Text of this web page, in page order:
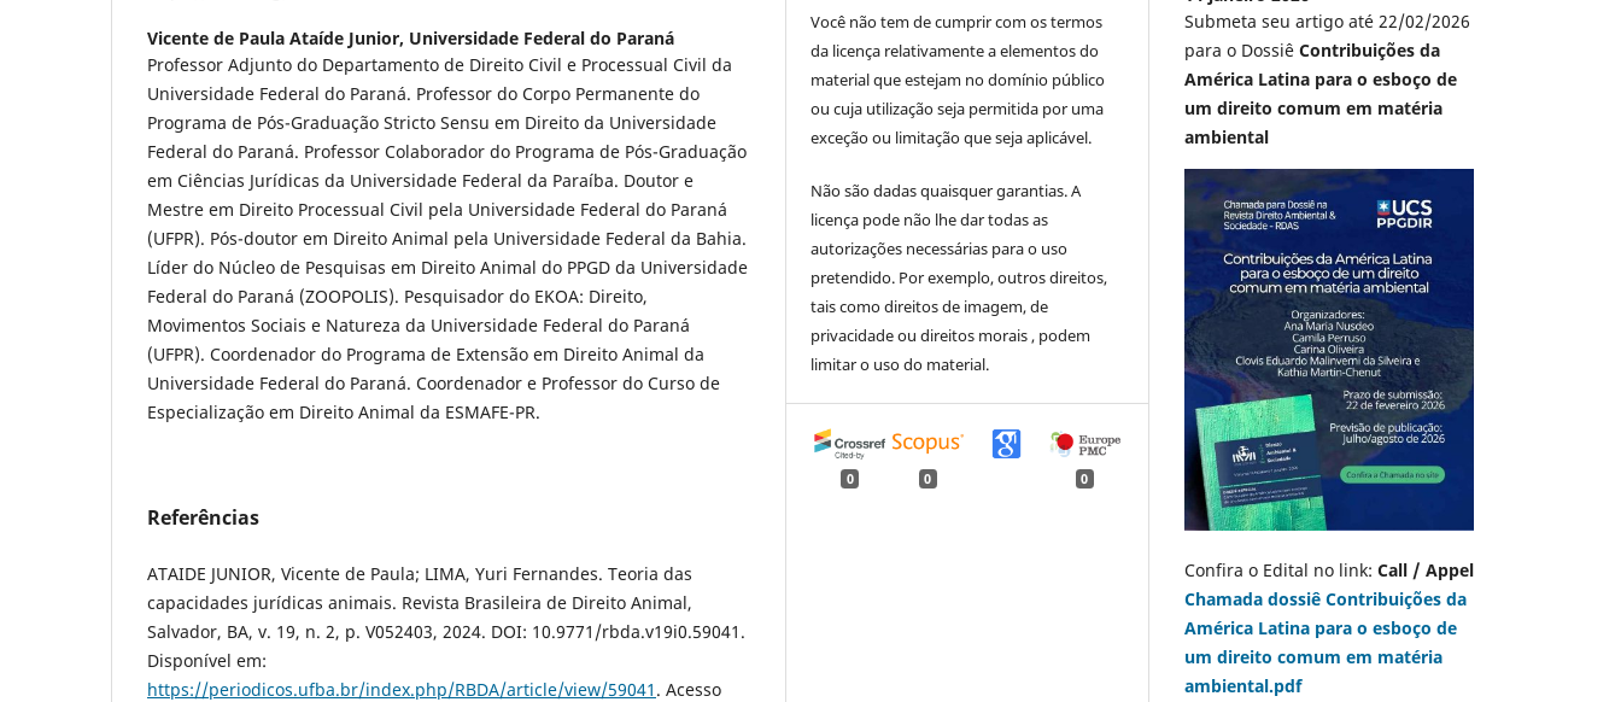
Vicente de Paula Ataíde Junior, Universidade Federal do Paraná
Professor Adjunto do Departamento de Direito Civil e Processual Civil da
Universidade Federal do Paraná. Professor do Corpo Permanente do
Programa de Pós-Graduação Stricto Sensu em Direito da Universidade
Federal do Paraná. Professor Colaborador do Programa de Pós-Graduação
em Ciências Jurídicas da Universidade Federal da Paraíba. Doutor e
Mestre em Direito Processual Civil pela Universidade Federal do Paraná
(UFPR). Pós-doutor em Direito Animal pela Universidade Federal da Bahia.
Líder do Núcleo de Pesquisas em Direito Animal do PPGD da Universidade
Federal do Paraná (ZOOPOLIS). Pesquisador do EKOA: Direito,
Movimentos Sociais e Natureza da Universidade Federal do Paraná
(UFPR). Coordenador do Programa de Extensão em Direito Animal da
Universidade Federal do Paraná. Coordenador e Professor do Curso de
Especialização em Direito Animal da ESMAFE-PR.
Referências
ATAIDE JUNIOR, Vicente de Paula; LIMA, Yuri Fernandes. Teoria das
capacidades jurídicas animais. Revista Brasileira de Direito Animal,
Salvador, BA, v. 19, n. 2, p. V052403, 2024. DOI: 10.9771/rbda.v19i0.59041.
Disponível em:
https://periodicos.ufba.br/index.php/RBDA/article/view/59041 . Acesso
Você não tem de cumprir com os termos
da licença relativamente a elementos do
material que estejam no domínio público
ou cuja utilização seja permitida por uma
exceção ou limitação que seja aplicável.
Não são dadas quaisquer garantias. A
licença pode não lhe dar todas as
autorizações necessárias para o uso
pretendido. Por exemplo, outros direitos,
tais como direitos de imagem, de
privacidade ou direitos morais , podem
limitar o uso do material.
0 0 0
Submeta seu artigo até 22/02/2026
para o Dossiê Contribuições da
América Latina para o esboço de
um direito comum em matéria
ambiental
Confira o Edital no link: Call / Appel
Chamada dossiê Contribuições da
América Latina para o esboço de
um direito comum em matéria
ambiental.pdf